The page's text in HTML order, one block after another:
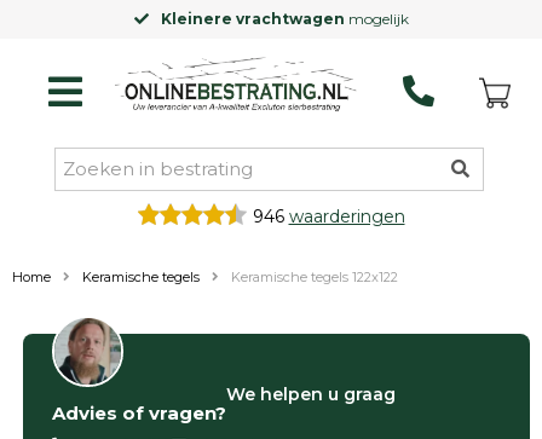
Kleinere vrachtwagen mogelijk
946 waarderingen
Home Keramische tegels Keramische tegels 122x122
Filter op
Categorieën
Advies of vragen?
We helpen u graag